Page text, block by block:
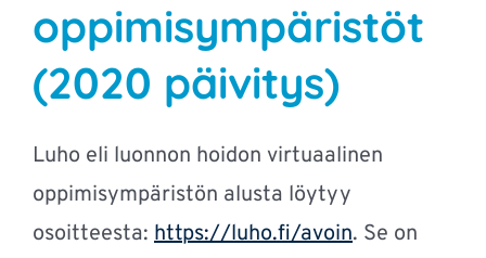
oppimisympäristöt
(2020 päivitys)
Luho eli luonnon hoidon virtuaalinen
oppimisympäristön alusta löytyy
osoitteesta: https://luho.fi/avoin. Se on